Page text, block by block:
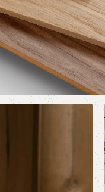
Βιομηχανική Ξυλεία